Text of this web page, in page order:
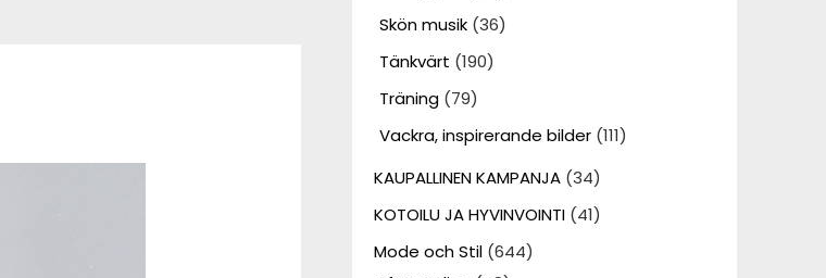
Skön musik(36)
Tänkvärt (190)
Träning(79)
Vackra, inspirerande bilder(111)
KAUPALLINEN KAMPANJA(34)
KOTOILU JA HYVINVOINTI(41)
Mode och Stil(644)